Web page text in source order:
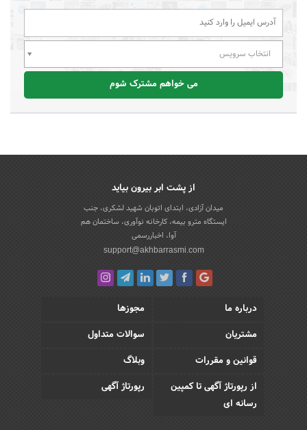
انتخاب سرویس
می خواهم مشترک شوم
از پشت ابر بیرون بیاید
میدان آزادی، ابتدای اتوبان شهید لشکری، جنب
ایستگاه مترو بیمه، کارخانه نوآوری، ساختمان هم
آوا، اخباررسمی
support@akhbarrasmi.com
درباره ما
مجوزها
مشتریان
سوالات متداول
قوانین و مقررات
وبلاگ
از رپورتاژ آگهی تا کمپین
رسانه ای
رپورتاژ آگهی